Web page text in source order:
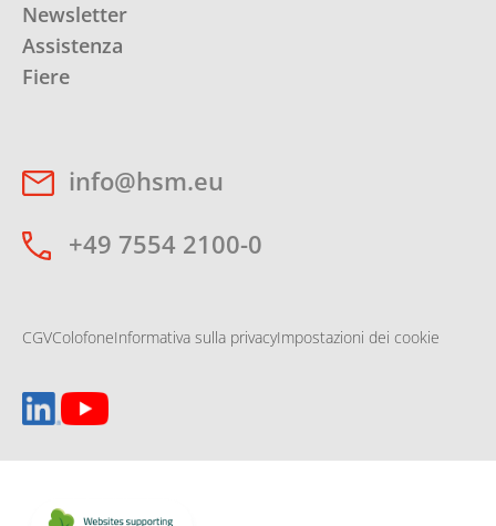
Newsletter
Assistenza
Fiere
info@hsm.eu
+49 7554 2100-0
CGVColofoneInformativa sulla privacyImpostazioni dei cookie